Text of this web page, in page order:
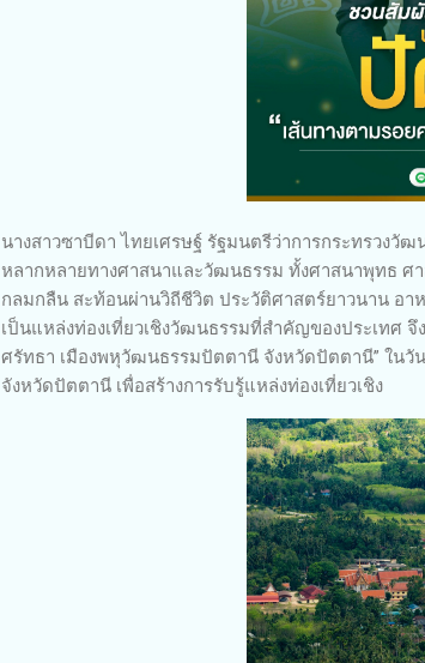
นางสาวซาบีดา ไทยเศรษฐ์ รัฐมนตรีว่าการกระทรวง
หลากหลายทางศาสนาและวัฒนธรรม ทั้งศาสนาพุทธ ศ
กลมกลืน สะท้อนผ่านวิถีชีวิต ประวัติศาสตร์ยาวนาน อ
เป็นแหล่งท่องเที่ยวเชิงวัฒนธรรมที่สำคัญของประเทศ
ศรัทธา เมืองพหุวัฒนธรรมปัตตานี จังหวัดปัตตานี” ใน
จังหวัดปัตตานี เพื่อสร้างการรับรู้แหล่งท่องเที่ยวเชิง